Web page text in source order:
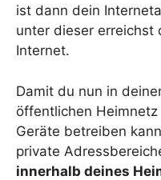
ist dann dein
unter dieser erreichst
Internet.
Damit du nun in
öffentlichen
Geräte betreiben
private
innerhalb deines